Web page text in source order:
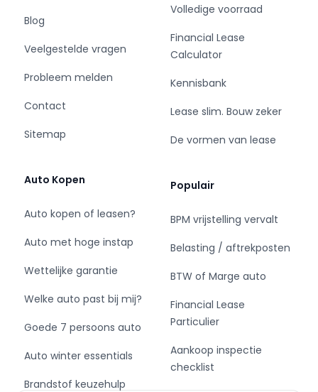
- Boordcomputer
Exterieur
- Achterruitwisser
- Andere dakkleur
- Buitenspiegels elektrisch inklapbaar
- Buitenspiegels elektrisch verstelbaar
- Centrale vergrendeling
- Centrale vergrendeling met
afstandsbediening
- LED achterlichten
- LED dagrijverlichting
- Lichtmetalen velgen 17"
Infotainment
Blog
Veelgestelde vragen
Probleem melden
Contact
Sitemap
Auto Kopen
Auto kopen of leasen?
Auto met hoge instap
Wettelijke garantie
Welke auto past bij mij?
Goede 7 persoons auto
Auto winter essentials
Brandstof keuzehulp
Volledige voorraad
Financial Lease
Calculator
Kennisbank
Lease slim. Bouw zeker
De vormen van lease
Populair
BPM vrijstelling vervalt
Belasting / aftrekposten
BTW of Marge auto
Financial Lease
Particulier
Aankoop inspectie
checklist